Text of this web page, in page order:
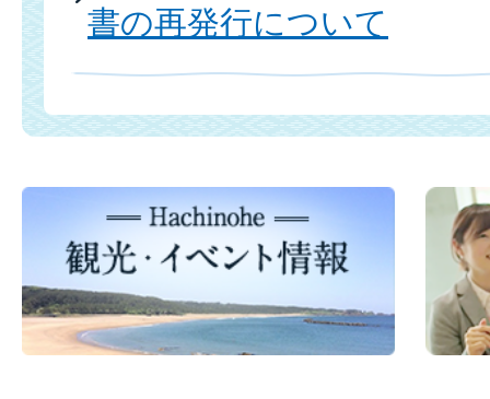
書の再発行について